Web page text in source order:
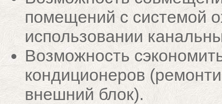
помещений с системой
использовании
Возможность
кондиционеров
внешний блок).